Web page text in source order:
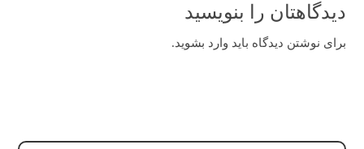
دیدگاهتان را بنویسید
برای نوشتن دیدگاه باید وارد بشوید.